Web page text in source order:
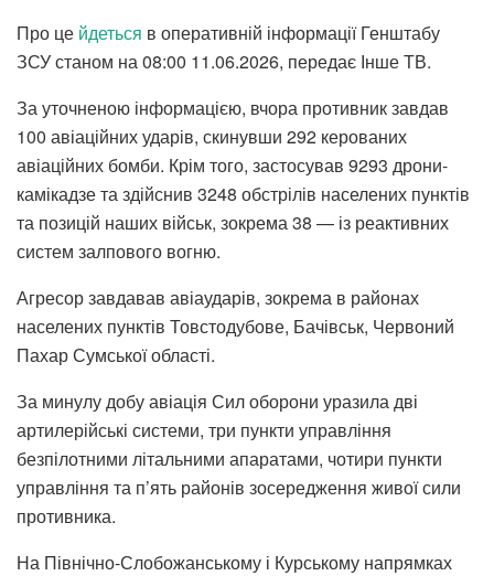
Про це йдеться в оперативній інформації Генштабу
ЗСУ станом на 08:00 11.06.2026, передає Інше ТВ.
За уточненою інформацією, вчора противник завдав
100 авіаційних ударів, скинувши 292 керованих
авіаційних бомби. Крім того, застосував 9293 дрони-
камікадзе та здійснив 3248 обстрілів населених пунктів
та позицій наших військ, зокрема 38 — із реактивних
систем залпового вогню.
Агресор завдавав авіаударів, зокрема в районах
населених пунктів Товстодубове, Бачівськ, Червоний
Пахар Сумської області.
За минулу добу авіація Сил оборони уразила дві
артилерійські системи, три пункти управління
безпілотними літальними апаратами, чотири пункти
управління та п’ять районів зосередження живої сили
противника.
На Північно-Слобожанському і Курському напрямках